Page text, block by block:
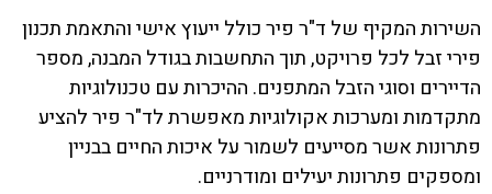
השירות המקיף של ד"ר פיר כולל ייעוץ אישי והתאמת תכנון
פירי זבל לכל פרויקט, תוך התחשבות בגודל המבנה, מספר
הדיירים וסוגי הזבל המתפנים. ההיכרות עם טכנולוגיות
מתקדמות ומערכות אקולוגיות מאפשרת לד"ר פיר להציע
פתרונות אשר מסייעים לשמור על איכות החיים בבניין
ומספקים פתרונות יעילים ומודרניים.